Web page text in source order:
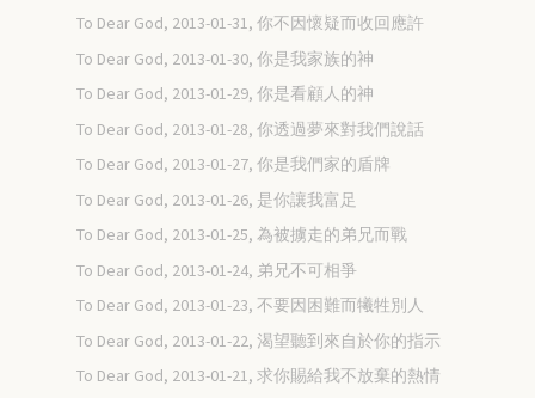
To Dear God, 2013-01-31, 你不因懷疑而收回應許
To Dear God, 2013-01-30, 你是我家族的神
To Dear God, 2013-01-29, 你是看顧人的神
To Dear God, 2013-01-28, 你透過夢來對我們說話
To Dear God, 2013-01-27, 你是我們家的盾牌
To Dear God, 2013-01-26, 是你讓我富足
To Dear God, 2013-01-25, 為被擄走的弟兄而戰
To Dear God, 2013-01-24, 弟兄不可相爭
To Dear God, 2013-01-23, 不要因困難而犧牲別人
To Dear God, 2013-01-22, 渴望聽到來自於你的指示
To Dear God, 2013-01-21, 求你賜給我不放棄的熱情